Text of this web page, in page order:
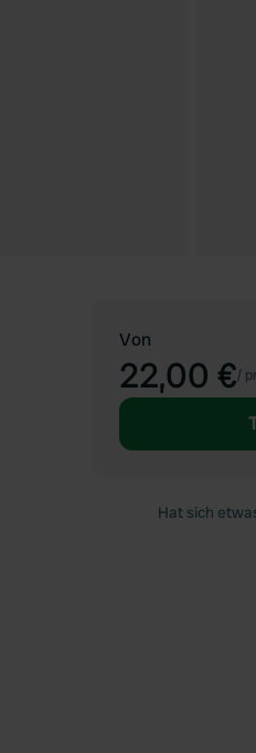
Von
22,00 €/
Hat sich